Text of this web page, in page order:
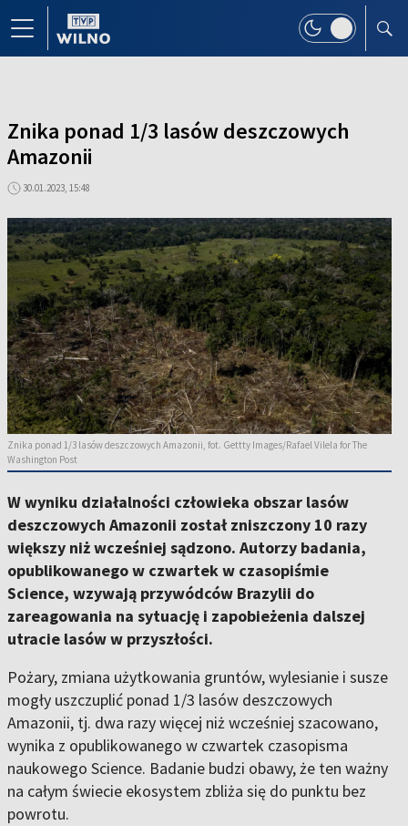
Znika ponad 1/3 lasów deszczowych
Amazonii
30.01.2023, 15:48
Znika ponad 1/3 lasów deszczowych Amazonii, fot. Gettty Images/Rafael Vilela for The
Washington Post
W wyniku działalności człowieka obszar lasów
deszczowych Amazonii został zniszczony 10 razy
większy niż wcześniej sądzono. Autorzy badania,
opublikowanego w czwartek w czasopiśmie
Science, wzywają przywódców Brazylii do
zareagowania na sytuację i zapobieżenia dalszej
utracie lasów w przyszłości.
Pożary, zmiana użytkowania gruntów, wylesianie i susze
mogły uszczuplić ponad 1/3 lasów deszczowych
Amazonii, tj. dwa razy więcej niż wcześniej szacowano,
wynika z opublikowanego w czwartek czasopisma
naukowego Science. Badanie budzi obawy, że ten ważny
na całym świecie ekosystem zbliża się do punktu bez
powrotu.